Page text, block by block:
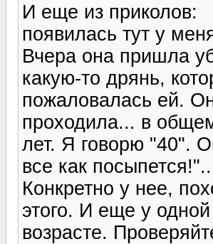
И еще из приколов:
появилась тут у
Вчера она пришла
какую-то дрянь,
пожаловалась ей.
проходила... в
лет. Я говорю "40".
все как
Конкретно у нее,
этого. И еще у
возрасте.